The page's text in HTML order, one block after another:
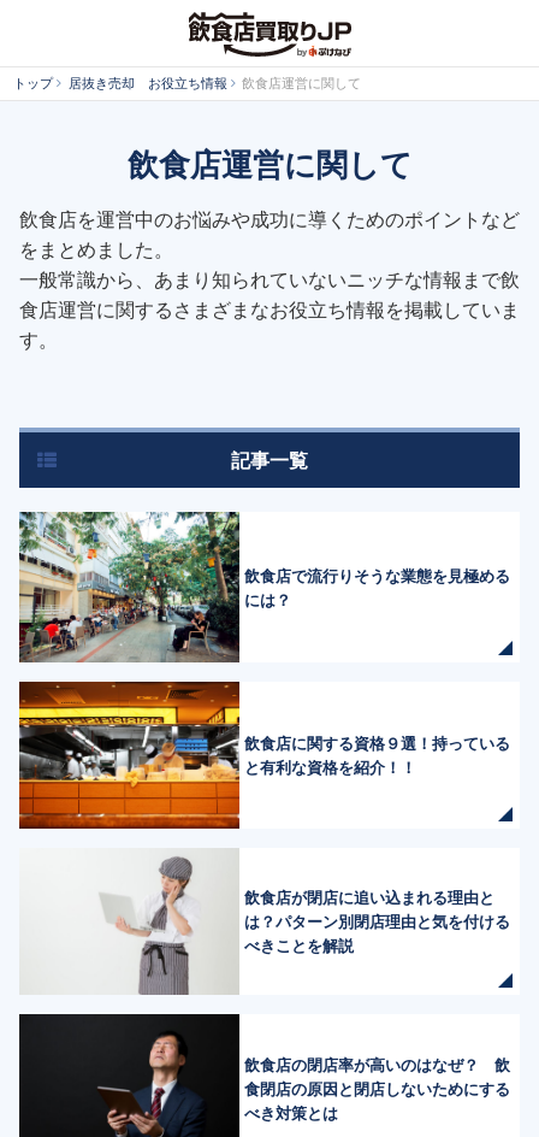
トップ 居抜き売却 お役立ち情報 飲食店運営に関して
飲食店運営に関して
飲食店を運営中のお悩みや成功に導くためのポイントなど
をまとめました。
一般常識から、あまり知られていないニッチな情報まで飲
食店運営に関するさまざまなお役立ち情報を掲載していま
す。
記事一覧
飲食店で流行りそうな業態を見極める
には？
飲食店に関する資格９選！持っている
と有利な資格を紹介！！
飲食店が閉店に追い込まれる理由と
は？パターン別閉店理由と気を付ける
べきことを解説
飲食店の閉店率が高いのはなぜ？ 飲
食閉店の原因と閉店しないためにする
べき対策とは